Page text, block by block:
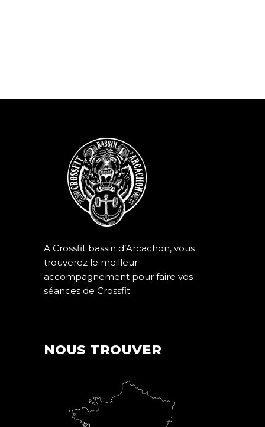
A Crossfit bassin d’Arcachon, vous
trouverez le meilleur
accompagnement pour faire vos
séances de Crossfit.
NOUS TROUVER